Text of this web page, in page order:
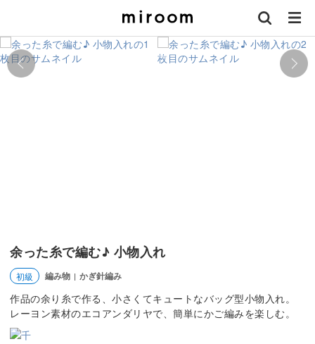
余った糸で編む♪ 小物入れ
初級 編み物 | かぎ針編み
作品の余り糸で作る、小さくてキュートなバッグ型小物入れ。
レーヨン素材のエコアンダリヤで、簡単にかご編みを楽しむ。